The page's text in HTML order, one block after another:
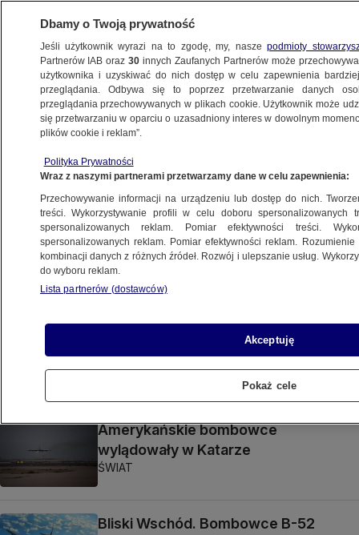
B-52
"Myśliwce F-16 zapewniły dziś
eskortę". B-52 nad Polską
POLSKA
B-52 nad Polską. "Szkolenie pokazuje
ogromne zaangażowanie USA
w NATO"
ŚWIAT
USA przeprowadziły ćwiczenia
lotnicze nad Morzem Arabskim
ŚWIAT
Amerykańskie bombowce
wylądowały w Katarze
ŚWIAT
Bliski Wschód. Bombowce B-52
Dbamy o Twoją prywatność
Jeśli użytkownik wyrazi na to zgodę, my, naszepodmioty
Partnerów IAB oraz30 innych Zaufanych Partnerów może
użytkownika i uzyskiwać do nich dostęp w celu zapewnienia
przeglądania. Odbywa się to poprzez przetwarzanie danych
przeglądania przechowywanych w plikach cookie. Użytkownik może
się przetwarzaniu w oparciu o uzasadniony interes w dowolnym
plików cookie i reklam”.
Polityka Prywatności
Wraz z naszymi partnerami przetwarzamy dane w celu zapewnienia:
Przechowywanie informacji na urządzeniu lub dostęp do nich.
treści. Wykorzystywanie profili w celu doboru spersonalizowanych
spersonalizowanych reklam. Pomiar efektywności treści.
spersonalizowanych reklam. Pomiar efektywności reklam.
kombinacji danych z różnych źródeł. Rozwój i ulepszanie usług.
do wyboru reklam.
Lista partnerów (dostawców)
Akceptuję
Pokaż cele